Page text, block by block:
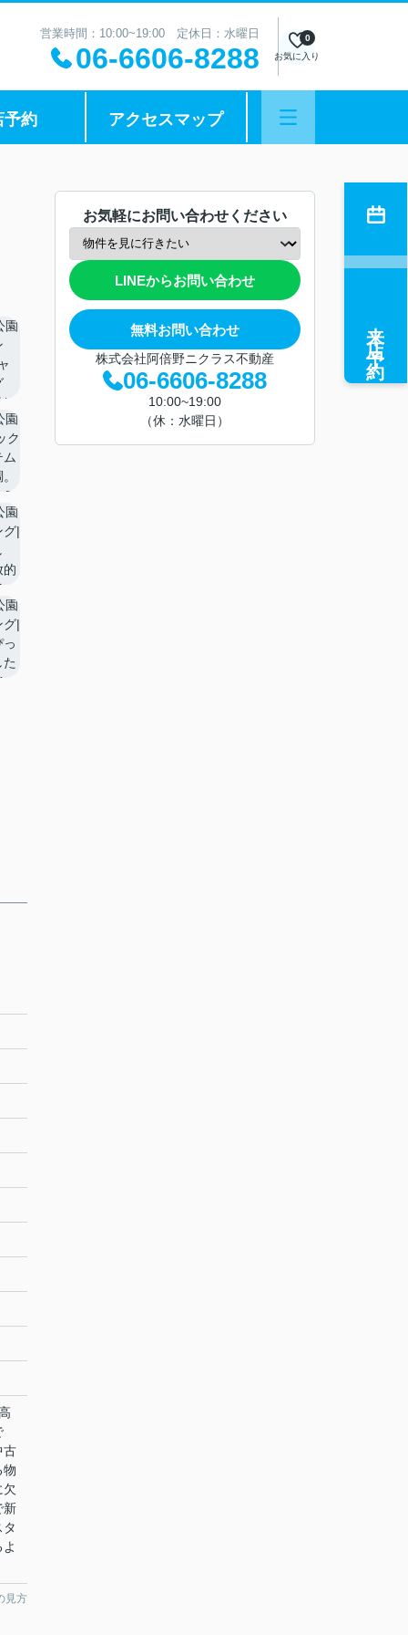
営業時間：10:00~19:00 定休日：水曜日
06-6606-8288 お気に入り
0
予約 アクセスマップ
古
物
新
見方
お気軽にお問い合わせください
LINEからお問い合わせ
無料お問い合わせ
株式会社阿倍野ニクラス不動産
06-6606-8288
10:00~19:00
（休：水曜日）
来店予約